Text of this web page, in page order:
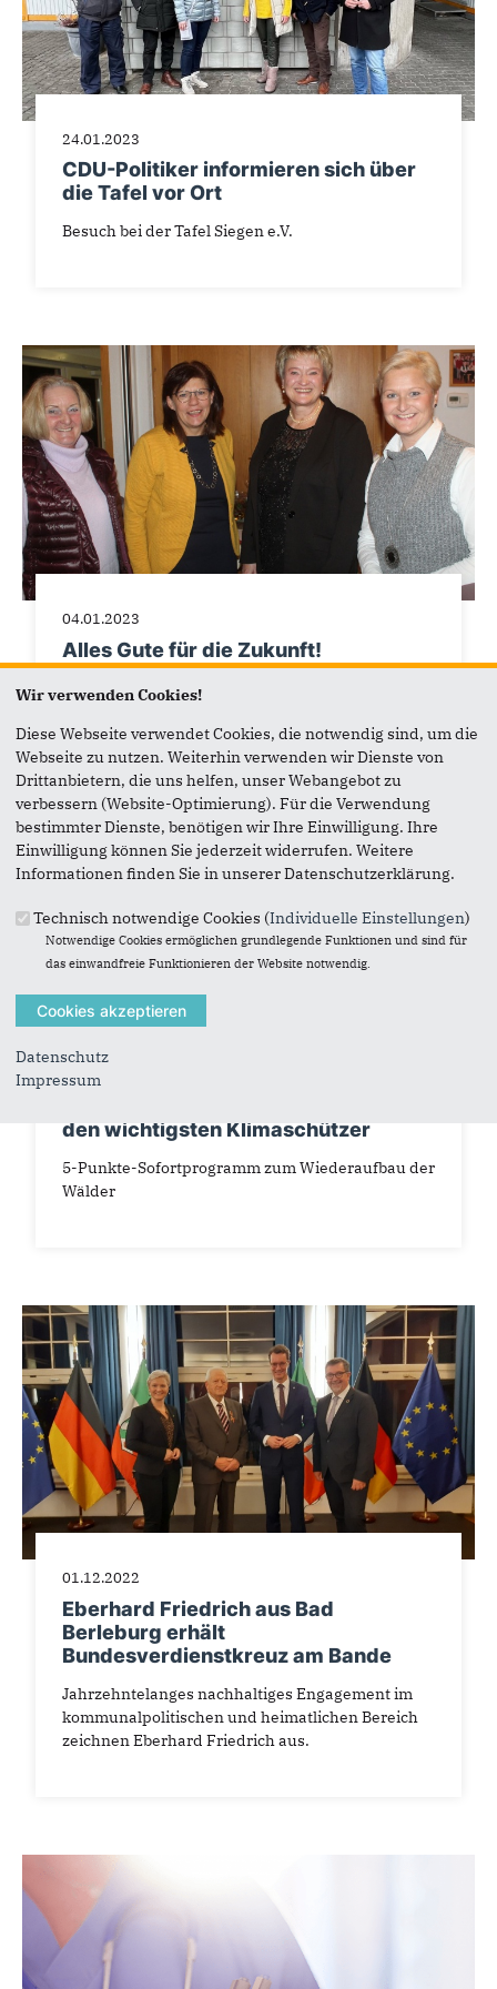
24.01.2023
CDU-Politiker informieren sich über
die Tafel vor Ort
Besuch bei der Tafel Siegen e.V.
04.01.2023
Alles Gute für die Zukunft!
Superintendentin aus Wittgenstein verabschiedet
23.12.2022
den wichtigsten Klimaschützer
5-Punkte-Sofortprogramm zum Wiederaufbau der
Wälder
01.12.2022
Eberhard Friedrich aus Bad
Berleburg erhält
Bundesverdienstkreuz am Bande
Jahrzehntelanges nachhaltiges Engagement im
kommunalpolitischen und heimatlichen Bereich
zeichnen Eberhard Friedrich aus.
Wir verwenden Cookies!
Diese Webseite verwendet Cookies, die notwendig sind, um die
Webseite zu nutzen. Weiterhin verwenden wir Dienste von
Drittanbietern, die uns helfen, unser Webangebot zu
verbessern (Website-Optimierung). Für die Verwendung
bestimmter Dienste, benötigen wir Ihre Einwilligung. Ihre
Einwilligung können Sie jederzeit widerrufen. Weitere
Informationen finden Sie in unserer Datenschutzerklärung.
Technisch notwendige Cookies (Individuelle Einstellungen)
Notwendige Cookies ermöglichen grundlegende Funktionen und sind für
das einwandfreie Funktionieren der Website notwendig.
Datenschutz
Impressum